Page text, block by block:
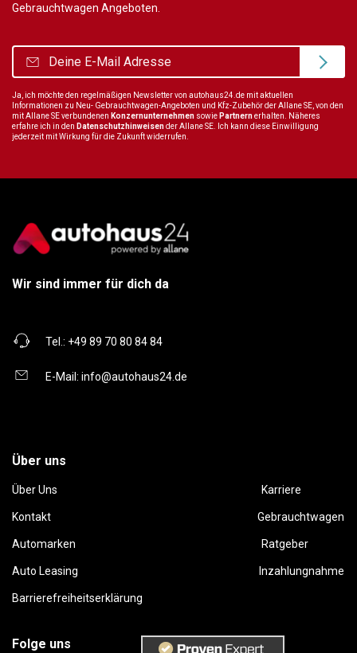
Gebrauchtwagen Angeboten.
Ja, ich möchte den regelmäßigen Newsletter von autohaus24.de mit aktuellen
Informationen zu Neu- Gebrauchtwagen-Angeboten und Kfz-Zubehör der Allane SE, von den
mit Allane SE verbundenen Konzernunternehmen sowie Partnernerhalten. Näheres
erfahre ich in den Datenschutzhinweisender Allane SE. Ich kann diese Einwilligung
jederzeit mit Wirkung für die Zukunft widerrufen.
Wir sind immer für dich da
Tel.: +49 89 70 80 84 84
E-Mail: info@autohaus24.de
Über uns
Über Uns Karriere
Kontakt Gebrauchtwagen
Automarken Ratgeber
Auto Leasing Inzahlungnahme
Barrierefreiheitserklärung
Folge uns